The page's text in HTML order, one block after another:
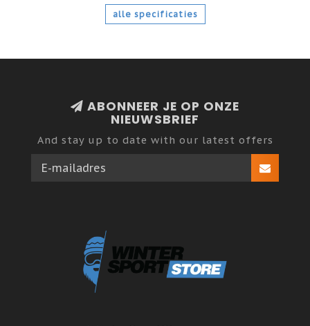
alle specificaties
ABONNEER JE OP ONZE
NIEUWSBRIEF
And stay up to date with our latest offers